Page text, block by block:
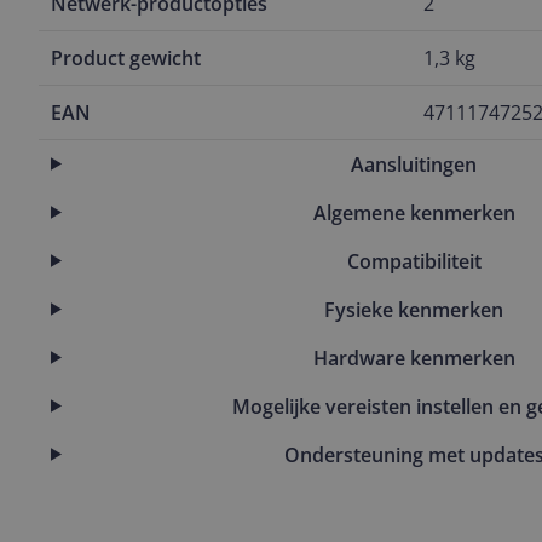
Product gewicht 1,3 kg
EAN
Aansluitingen
Algemene kenmerken
Compatibiliteit
Fysieke kenmerken
Hardware kenmerken
Mogelijke vereisten instellen en
Ondersteuning met updates